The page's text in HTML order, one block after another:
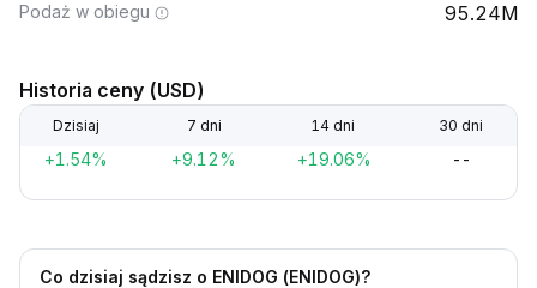
Podaż w obiegu 95.24M
Historia ceny (USD)
Dzisiaj 7 dni 14 dni 30 dni
+1.54% +9.12% +19.06% --
Co dzisiaj sądzisz o ENIDOG (ENIDOG)?